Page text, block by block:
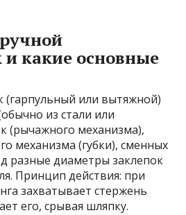
и какие основные
(гарпульный или вытяжной)
из стали или
(рычажного механизма),
механизма (губки), сменных
разные диаметры заклепок
Принцип действия: при
захватывает стержень
его, срывая шляпку.